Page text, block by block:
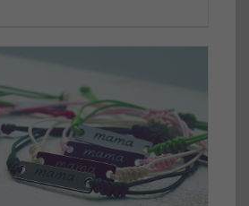
DETALLES